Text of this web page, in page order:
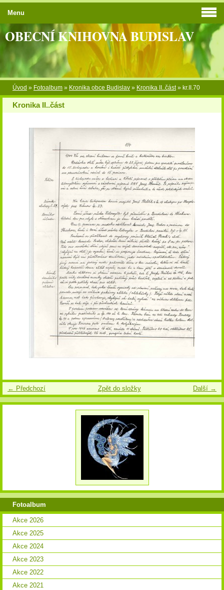
OBECNÍ KNIHOVNA BUDISLAV
Úvod » Fotoalbum » Kronika obce Budislav » Kronika II..část» kr.II.70
Kronika II..část
← Předchozí Další →
Zpět do složky
Menu
Fotoalbum
Akce 2026
Akce 2025
Akce 2024
Akce 2023
Akce 2022
Akce 2021